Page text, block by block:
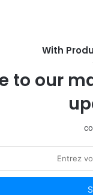
With
to our